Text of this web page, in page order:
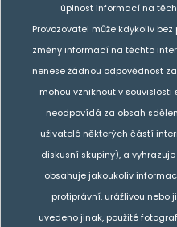
úplnost informací na
Provozovatel může kdykoliv
změny informací na těchto
nenese žádnou odpovědnost
mohou vzniknout v souvislosti
neodpovídá za obsah
uživatelé některých částí
diskusní skupiny), a
obsahuje jakoukoliv
protiprávní, urážlivou nebo
uvedeno jinak, použité